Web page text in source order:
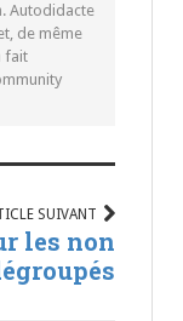
Autodidacte
de même
fait
SUIVANT
les non